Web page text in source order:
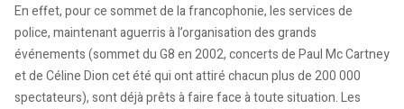
En effet, pour ce sommet de la francophonie, les services de
police, maintenant aguerris à l’organisation des grands
événements (sommet du G8 en 2002, concerts de Paul Mc Cartney
et de Céline Dion cet été qui ont attiré chacun plus de 200 000
spectateurs), sont déjà prêts à faire face à toute situation. Les